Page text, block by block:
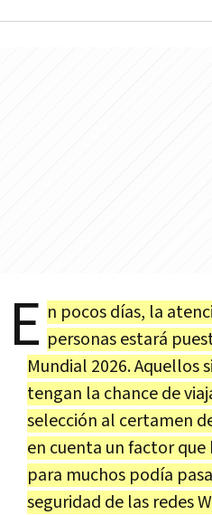
E n pocos días, la
personas estará
Mundial 2026. Aquellos
tengan la chance de
selección al certamen
en cuenta un factor
para muchos podía
seguridad de las redes